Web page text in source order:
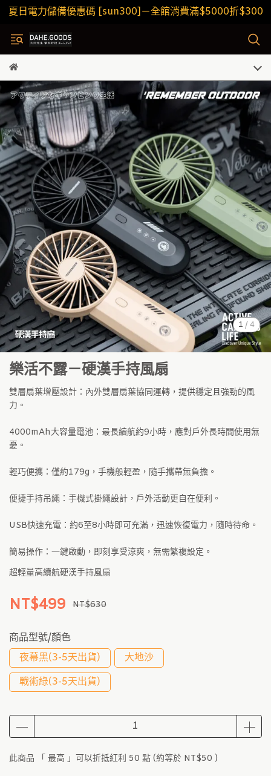
夏日電力儲備優惠碼 [sun300]－全館消費滿$5000折$300
1 /4
樂活不露－硬漢手持風扇
雙層扇葉增壓設計：內外雙層扇葉協同運轉，提供穩定且強勁的風
力。
4000mAh大容量電池：最長續航約9小時，應對戶外長時間使用無
憂。
輕巧便攜：僅約179g，手機般輕盈，隨手攜帶無負擔。
便捷手持吊繩：手機式掛繩設計，戶外活動更自在便利。
USB快速充電：約6至8小時即可充滿，迅速恢復電力，隨時待命。
簡易操作：一鍵啟動，即刻享受涼爽，無需繁複設定。
超輕量高續航硬漢手持風扇
NT$499 NT$630
商品型號/顏色
夜幕黑(3-5天出貨)
大地沙
戰術綠(3-5天出貨)
此商品 「 最高 」可以折抵紅利 50 點 (約等於 NT$50 )